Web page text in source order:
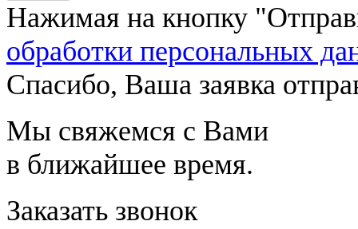
Нажимая на кнопку
обработки персональных
Спасибо, Ваша заявка
Мы свяжемся с Вами
в ближайшее время.
Заказать звонок